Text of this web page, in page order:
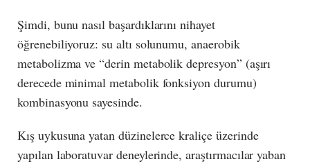
Şimdi, bunu nasıl başardıklarını nihayet
öğrenebiliyoruz: su altı solunumu, anaerobik
metabolizma ve “derin metabolik depresyon” (aşırı
derecede minimal metabolik fonksiyon durumu)
kombinasyonu sayesinde.
Kış uykusuna yatan düzinelerce kraliçe üzerinde
yapılan laboratuvar deneylerinde, araştırmacılar yaban